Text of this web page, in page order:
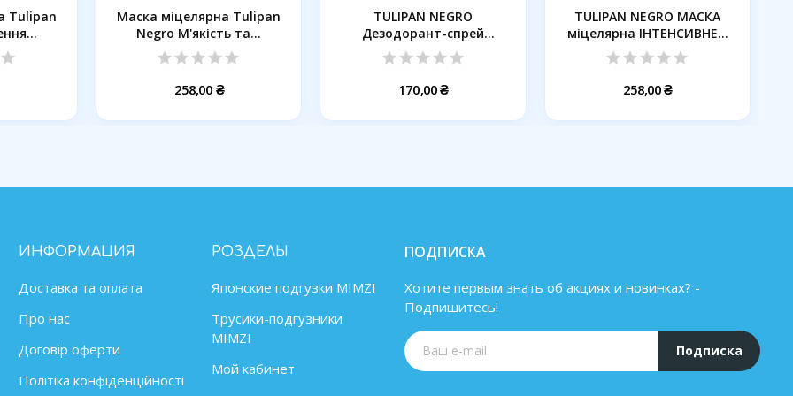
Tulipan
Маска міцелярна Tulipan
Negro М'якість та...
258,00 ₴
TULIPAN NEGRO
Дезодорант-спрей
Бавовняна хмара,...
170,00 ₴
TULIPAN NEGRO МАСКА
міцелярна ІНТЕНСИВНЕ...
258,00 ₴
ИНФОРМАЦИЯ
Доставка та оплата
Про нас
Договір оферти
Політіка конфіденційності
РОЗДЕЛЫ
Японские подгузки MIMZІ
Трусики-подгузники
MIMZI
Мой кабинет
ПОДПИСКА
Хотите первым знать об акциях и новинках? -
Подпишитесь!
Подписка